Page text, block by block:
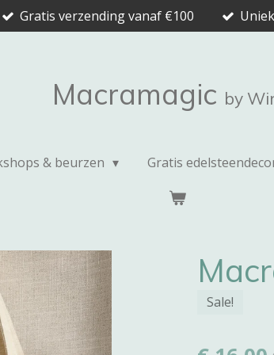
Gratis verzending vanaf €100
Macramagic by
& beurzen Gratis
Sale!